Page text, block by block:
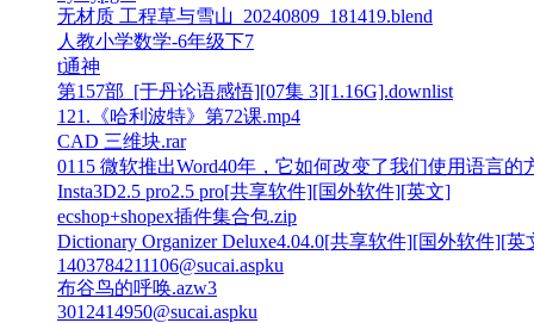
无材质 工程草与雪山_20240809_181419.blend
人教小学数学-6年级下7
t通神
第157部_[于丹论语感悟][07集 3][1.16G].downlist
121.《哈利波特》第72课.mp4
CAD 三维块.rar
0115 微软推出Word40年，它如何改变了我们使用语言的
Insta3D2.5 pro2.5 pro[共享软件][国外软件][英文]
ecshop+shopex插件集合包.zip
Dictionary Organizer Deluxe4.04.0[共享软件][国外软件][英
1403784211106@sucai.aspku
布谷鸟的呼唤.azw3
3012414950@sucai.aspku